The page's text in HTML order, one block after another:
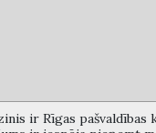
ir Rīgas